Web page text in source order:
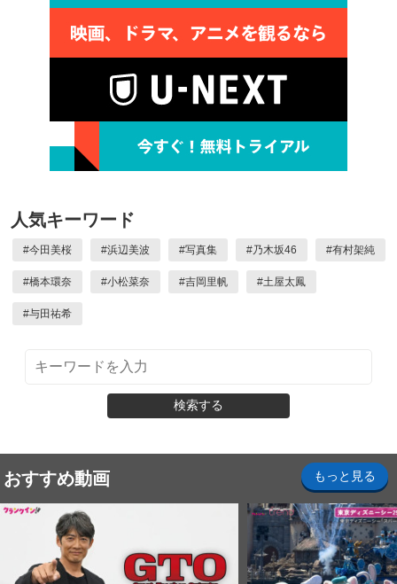
人気キーワード
#今田美桜 #浜辺美波 #写真集 #乃木坂46 #有村架純
#橋本環奈 #小松菜奈 #吉岡里帆 #土屋太鳳
#与田祐希
検索する
おすすめ動画 もっと見る